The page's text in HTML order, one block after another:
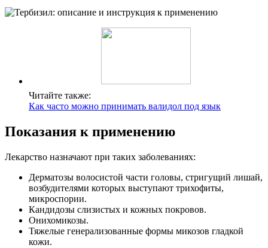
Читайте также:
Как часто можно принимать валидол под язык
Показания к применению
Лекарство назначают при таких заболеваниях:
Дерматозы волосистой части головы, стригущий лишай,
возбудителями которых выступают трихофиты,
микроспории.
Кандидозы слизистых и кожных покровов.
Онихомикозы.
Тяжелые генерализованные формы микозов гладкой
кожи.